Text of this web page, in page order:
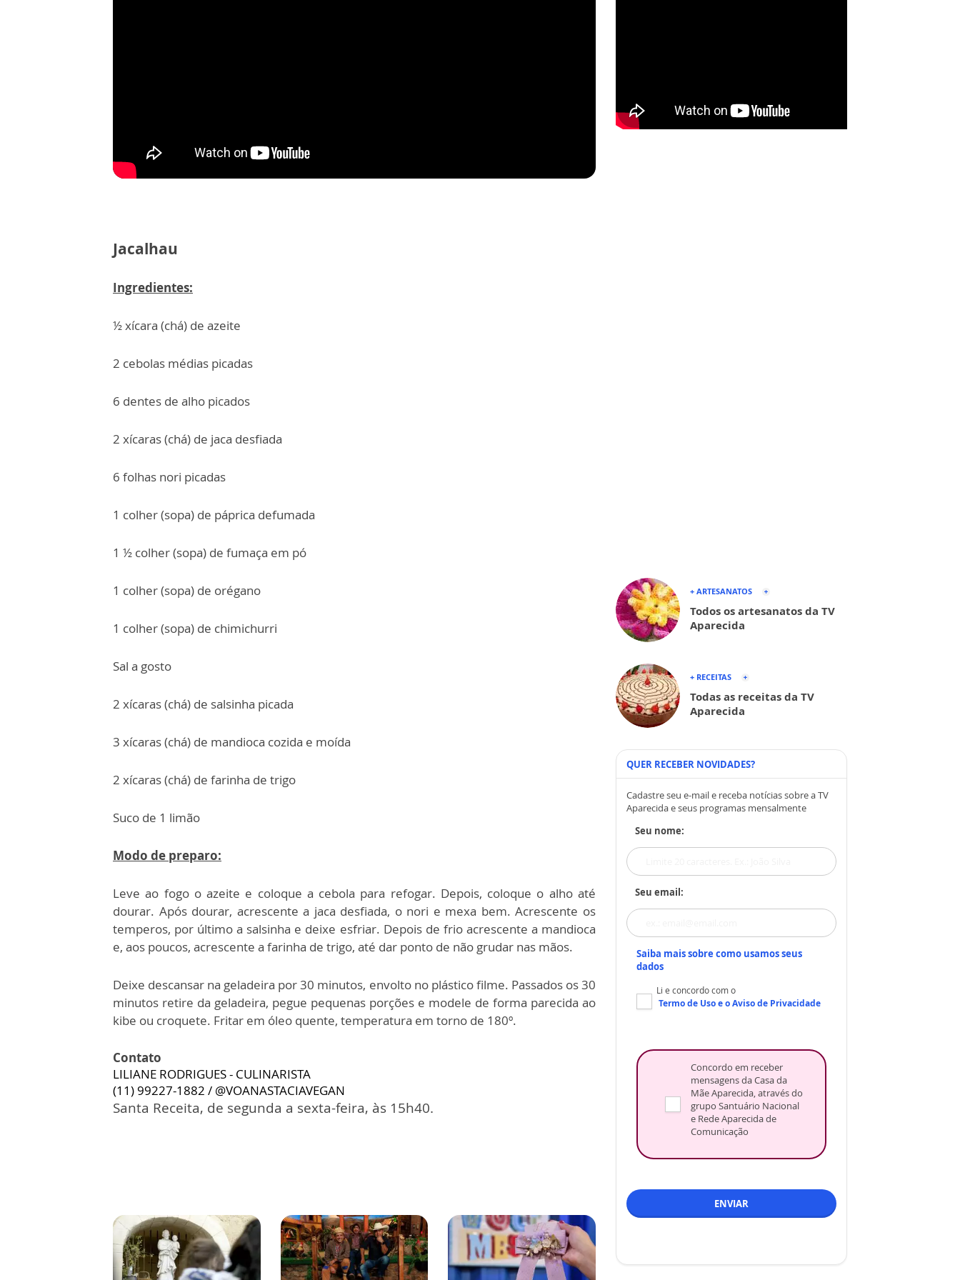
Jacalhau
Ingredientes:
½ xícara (chá) de azeite
2 cebolas médias picadas
6 dentes de alho picados
2 xícaras (chá) de jaca desfiada
6 folhas nori picadas
1 colher (sopa) de páprica defumada
1 ½ colher (sopa) de fumaça em pó
1 colher (sopa) de orégano
1 colher (sopa) de chimichurri
Sal a gosto
2 xícaras (chá) de salsinha picada
3 xícaras (chá) de mandioca cozida e moída
2 xícaras (chá) de farinha de trigo
Suco de 1 limão
Modo de preparo:
Leve ao fogo o azeite e coloque a cebola para refogar. Depois, coloque o alho até
dourar. Após dourar, acrescente a jaca desfiada, o nori e mexa bem. Acrescente os
temperos, por último a salsinha e deixe esfriar. Depois de frio acrescente a mandioca
e, aos poucos, acrescente a farinha de trigo, até dar ponto de não grudar nas mãos.
Deixe descansar na geladeira por 30 minutos, envolto no plástico filme. Passados os 30
minutos retire da geladeira, pegue pequenas porções e modele de forma parecida ao
kibe ou croquete. Fritar em óleo quente, temperatura em torno de 180º.
Contato
LILIANE RODRIGUES - CULINARISTA
(11) 99227-1882 / @VOANASTACIAVEGAN
Santa Receita, de segunda a sexta-feira, às 15h40.
+ ARTESANATOS
Todos os artesanatos da TV
Aparecida
+ RECEITAS
Todas as receitas da TV
Aparecida
QUER RECEBER NOVIDADES?
Cadastre seu e-mail e receba notícias sobre a TV
Aparecida e seus programas mensalmente
Seu nome:
Seu email:
Saiba mais sobre como usamos seus
dados
Li e concordo com o
Termo de Usoe oAviso de Privacidade
Concordo em receber
mensagens da Casa da
Mãe Aparecida, através do
grupo Santuário Nacional
e Rede Aparecida de
Comunicação
ENVIAR